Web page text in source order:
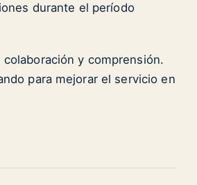
durante el período
colaboración y comprensión.
para mejorar el servicio en